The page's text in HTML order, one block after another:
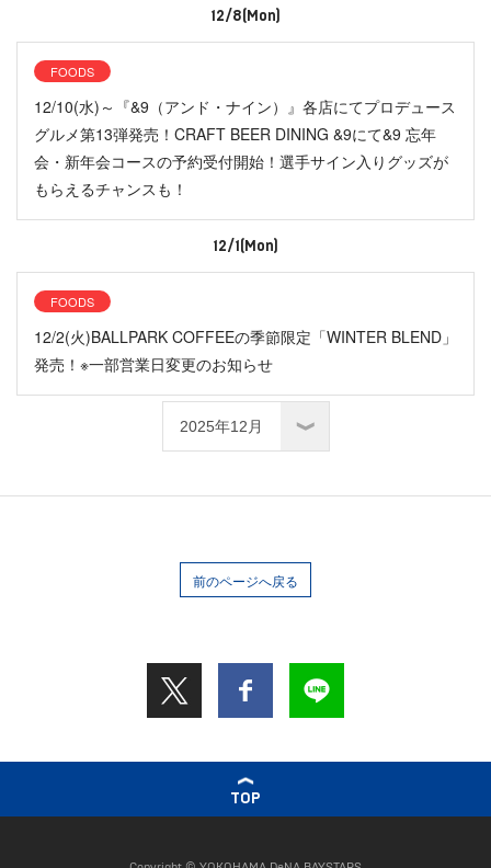
12/8(Mon)
FOODS
12/10(水)～『&9（アンド・ナイン）』各店にてプロデュース
グルメ第13弾発売！CRAFT BEER DINING &9にて&9 忘年
会・新年会コースの予約受付開始！選手サイン入りグッズが
もらえるチャンスも！
12/1(Mon)
FOODS
12/2(火)BALLPARK COFFEEの季節限定「WINTER BLEND」
発売！※一部営業日変更のお知らせ
前のページへ戻る
TOP